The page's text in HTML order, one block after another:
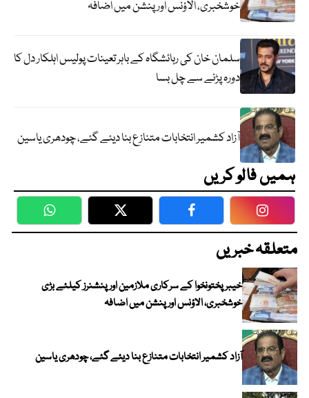
خوشخبری، الاؤنس اور پنشن میں اضافہ
سلمان خان کی رہائشگاہ کے باہر تعینات پولیس اہلکار دل کا
دورہ پڑنے سے چل بسا
آزاد کشمیر انتخابات متنازع بنا دیئے گئے، چودھری یاسین
ہمیں فالو کریں
WhatsApp Twitter Facebook
متعلقہ خبریں
خیبرپختونخوا کے سرکاری ملازمین اور پنشنرز کیلئے بڑی
خوشخبری، الاؤنس اور پنشن میں اضافہ
آزاد کشمیر انتخابات متنازع بنا دیئے گئے، چودھری یاسین